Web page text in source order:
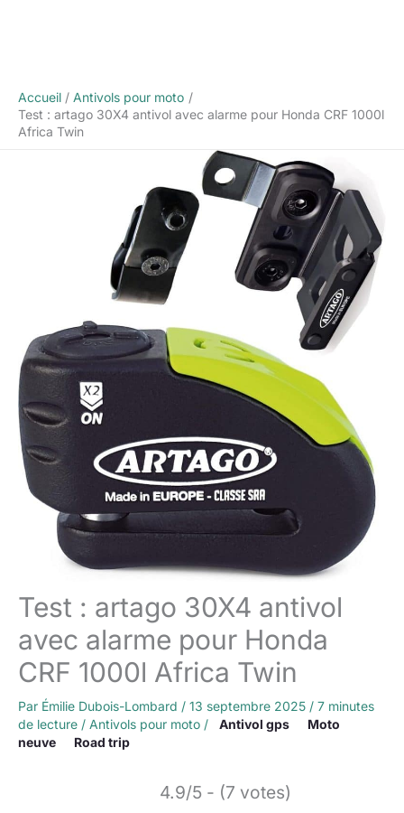
Accueil
Antivols pour moto
Test : artago 30X4 antivol avec alarme pour Honda CRF 1000l
Africa Twin
Test : artago 30X4 antivol
avec alarme pour Honda
CRF 1000l Africa Twin
Par Émilie Dubois-Lombard / 13 septembre 2025 / 7 minutes
de lecture / Antivols pour moto / Antivol gps
Moto
neuve
Road trip
4.9/5 - (7 votes)